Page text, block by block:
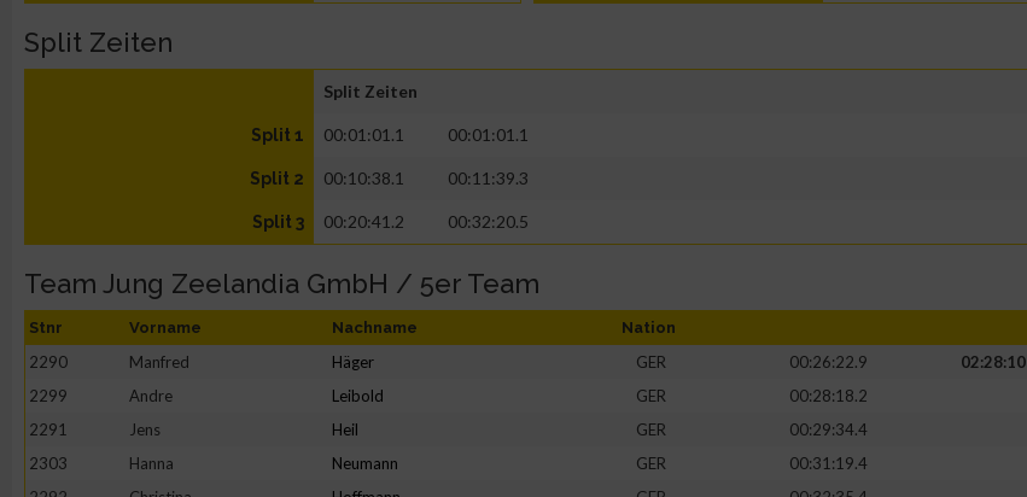
Split Zeiten
Split Zeiten
Split 1 00:01:01.1 00:01:01.1
Split 2 00:10:38.1 00:11:39.3
Split 3 00:20:41.2 00:32:20.5
Team Jung Zeelandia GmbH / 5er Team
Stnr Vorname Nachname Nation
2290 Manfred Häger GER 00:26:22.9
02:28:10
2299
Andre Leibold GER
00:28:18.2
2291
Jens Heil GER
00:29:34.4
2303
Hanna Neumann GER
00:31:19.4